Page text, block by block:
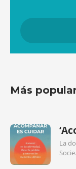
Más
La